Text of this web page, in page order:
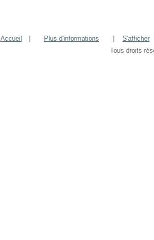
Accueil Plus d'informations
S'afficher
Tous droits